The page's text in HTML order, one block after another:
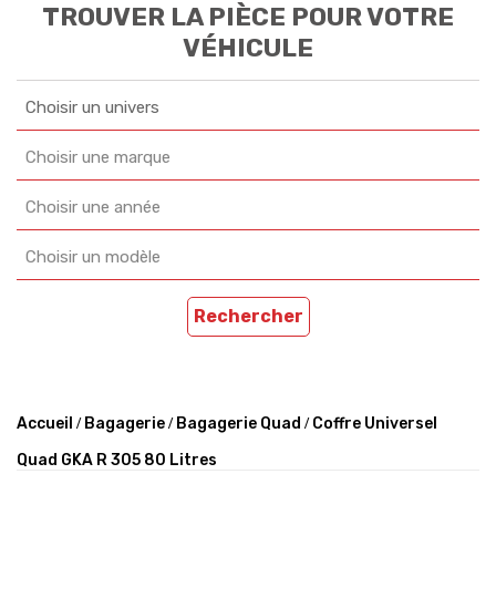
TROUVER LA PIÈCE POUR VOTRE
VÉHICULE
Choisir un univers
Choisir une marque
Choisir une année
Choisir un modèle
Rechercher
Accueil Bagagerie Bagagerie Quad
Coffre Universel
Quad GKA R 305 80 Litres